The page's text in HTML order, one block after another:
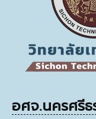
อศจ.นครศรีธ